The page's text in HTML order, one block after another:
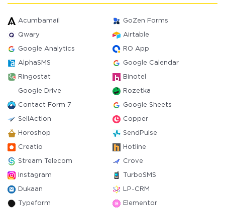
Acumbamail GoZen Forms
Qwary Airtable
Google Analytics RO App
AlphaSMS Google Calendar
Ringostat Binotel
Google Drive Rozetka
Contact Form 7 Google Sheets
SellAction Copper
Horoshop SendPulse
Creatio Hotline
Stream Telecom Crove
Instagram TurboSMS
Dukaan LP-CRM
Typeform Elementor